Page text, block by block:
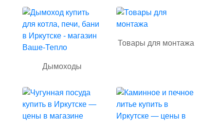
Дымоходы
Товары для монтажа